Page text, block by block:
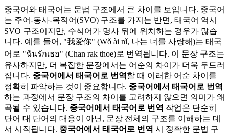
중국어와 태국어는 문법 구조에서 큰 차이를 보입니다. 중국어
는 주어-동사-목적어(SVO) 구조를 가지는 반면, 태국어 역시
SVO 구조이지만, 수식어가 명사 뒤에 위치하는 경우가 많습
니다. 예를 들어, "我爱你" (Wǒ ài nǐ, 나는 너를 사랑해)는 태국
어로 "ฉันรักเธอ" (Chan rak thoe)로 번역됩니다. 이 문장 구조는
유사하지만, 더 복잡한 문장에서는 어순의 차이가 더욱 두드러
집니다. 중국어에서 태국어로 번역할 때 이러한 어순 차이를
정확히 파악하는 것이 중요합니다. 중국어에서 태국어로 번역
하는 과정에서 문장 구조의 차이를 고려하지 않으면 의미가 왜
곡될 수 있습니다. 중국어에서 태국어로 번역 작업은 단순히
단어 대 단어의 대응이 아닌, 문장 전체의 구조를 이해하는 데
서 시작됩니다. 중국어에서 태국어로 번역 시 정확한 문법 구